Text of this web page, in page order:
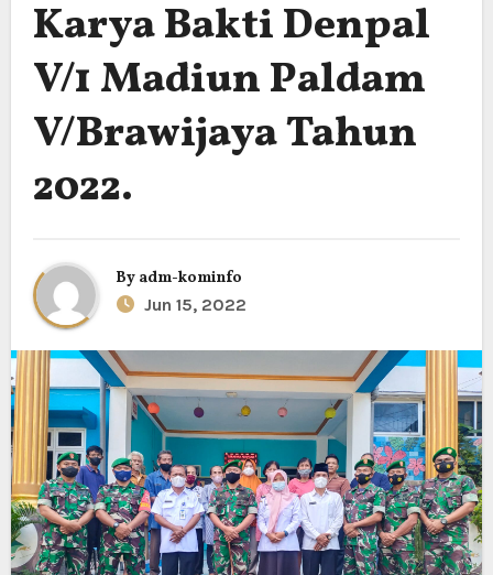
Karya Bakti Denpal
V/1 Madiun Paldam
V/Brawijaya Tahun
2022.
By adm-kominfo
Jun 15, 2022